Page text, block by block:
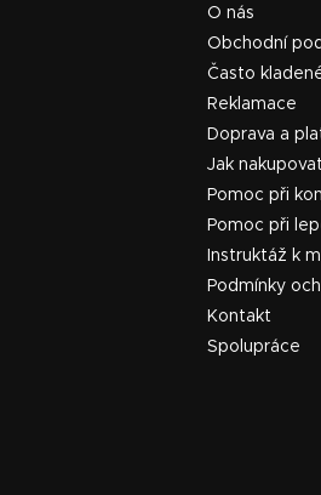
O nás
Obchodní
Často
Reklamace
Doprava a
Jak nakupovat
Pomoc při
Pomoc při
Instruktáž k
Podmínky
Kontakt
Spolupráce